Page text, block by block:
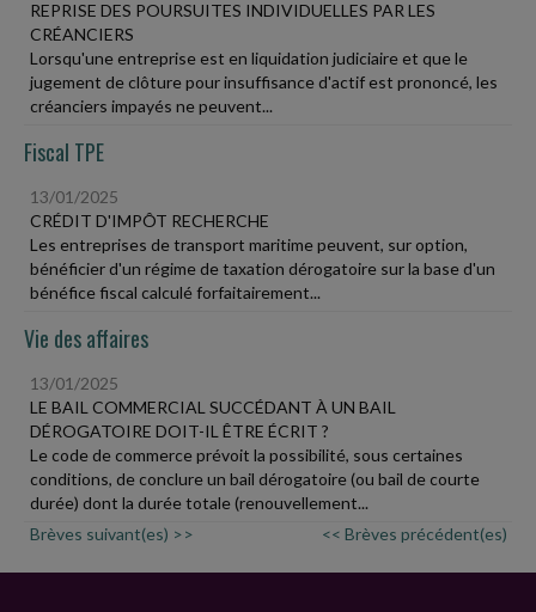
REPRISE DES POURSUITES INDIVIDUELLES PAR LES
CRÉANCIERS
Lorsqu'une entreprise est en liquidation judiciaire et que le
jugement de clôture pour insuffisance d'actif est prononcé, les
créanciers impayés ne peuvent...
Fiscal TPE
13/01/2025
CRÉDIT D'IMPÔT RECHERCHE
Les entreprises de transport maritime peuvent, sur option,
bénéficier d'un régime de taxation dérogatoire sur la base d'un
bénéfice fiscal calculé forfaitairement...
Vie des affaires
13/01/2025
LE BAIL COMMERCIAL SUCCÉDANT À UN BAIL
DÉROGATOIRE DOIT-IL ÊTRE ÉCRIT ?
Le code de commerce prévoit la possibilité, sous certaines
conditions, de conclure un bail dérogatoire (ou bail de courte
durée) dont la durée totale (renouvellement...
Brèves suivant(es) >>
<< Brèves précédent(es)